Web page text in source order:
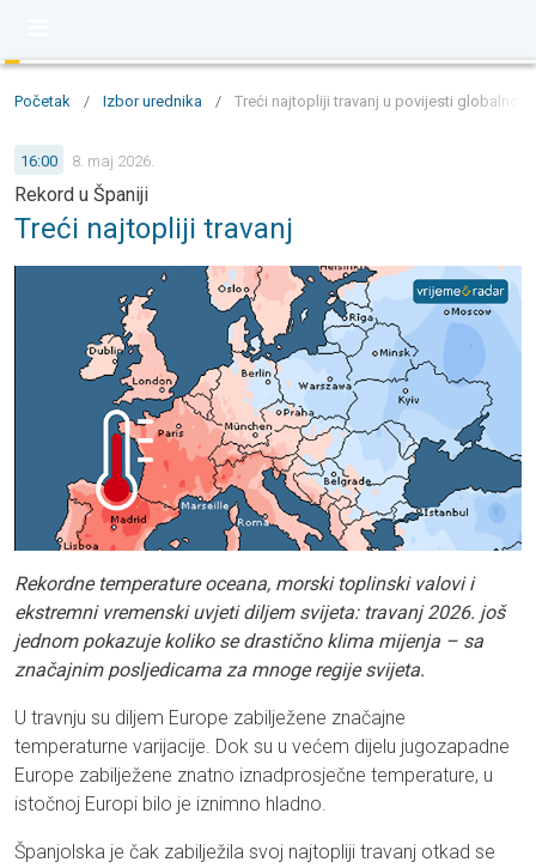
Početak / Izbor urednika / Treći najtopliji travanj u povijesti globalno:
16:00 8. maj 2026.
Rekord u Španiji
Treći najtopliji travanj
Rekordne temperature oceana, morski toplinski valovi i
ekstremni vremenski uvjeti diljem svijeta: travanj 2026. još
jednom pokazuje koliko se drastično klima mijenja – sa
značajnim posljedicama za mnoge regije svijeta.
U travnju su diljem Europe zabilježene značajne
temperaturne varijacije. Dok su u većem dijelu jugozapadne
Europe zabilježene znatno iznadprosječne temperature, u
istočnoj Europi bilo je iznimno hladno.
Španjolska je čak zabilježila svoj najtopliji travanj otkad se